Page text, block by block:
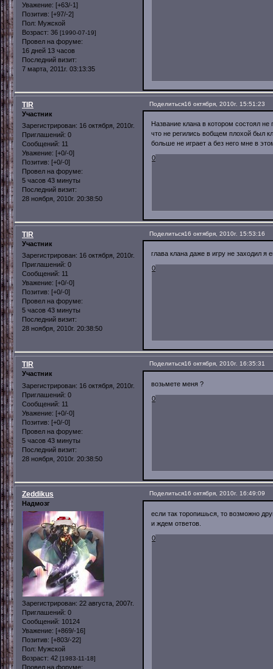
Уважение: [+63/-1]
Позитив: [+97/-2]
Пол: Мужской
Возраст: 36 [1990-07-19]
Провел на форуме:
16 дней 13 часов
Последний визит:
7 марта, 2011г. 03:13:35
Поделиться16 октября, 2010г. 15:51:23
TIR
Участник
Зарегистрирован: 16 октября, 2010г.
Приглашений: 0
Сообщений: 11
Уважение: [+0/-0]
Позитив: [+0/-0]
Провел на форуме:
5 часов 43 минуты
Последний визит:
28 ноября, 2010г. 20:38:50
Название клана в котором состоял
что не регились вобщем плохой был
больше не играет а без него мне в
0
Поделиться16 октября, 2010г. 15:53:16
TIR
Участник
Зарегистрирован: 16 октября, 2010г.
Приглашений: 0
Сообщений: 11
Уважение: [+0/-0]
Позитив: [+0/-0]
Провел на форуме:
5 часов 43 минуты
Последний визит:
28 ноября, 2010г. 20:38:50
глава клана даже в игру не заходил я
0
Поделиться16 октября, 2010г. 16:35:31
TIR
Участник
Зарегистрирован: 16 октября, 2010г.
Приглашений: 0
Сообщений: 11
Уважение: [+0/-0]
Позитив: [+0/-0]
Провел на форуме:
5 часов 43 минуты
Последний визит:
28 ноября, 2010г. 20:38:50
возьмете меня ?
0
Поделиться16 октября, 2010г. 16:49:09
Zeddikus
Надмозг
Зарегистрирован: 22 августа, 2007г.
Приглашений: 0
Сообщений: 10124
Уважение: [+869/-16]
Позитив: [+803/-22]
Пол: Мужской
Возраст: 42 [1983-11-18]
Провел на форуме:
если так торопишься, то возможно
и ждем ответов.
0